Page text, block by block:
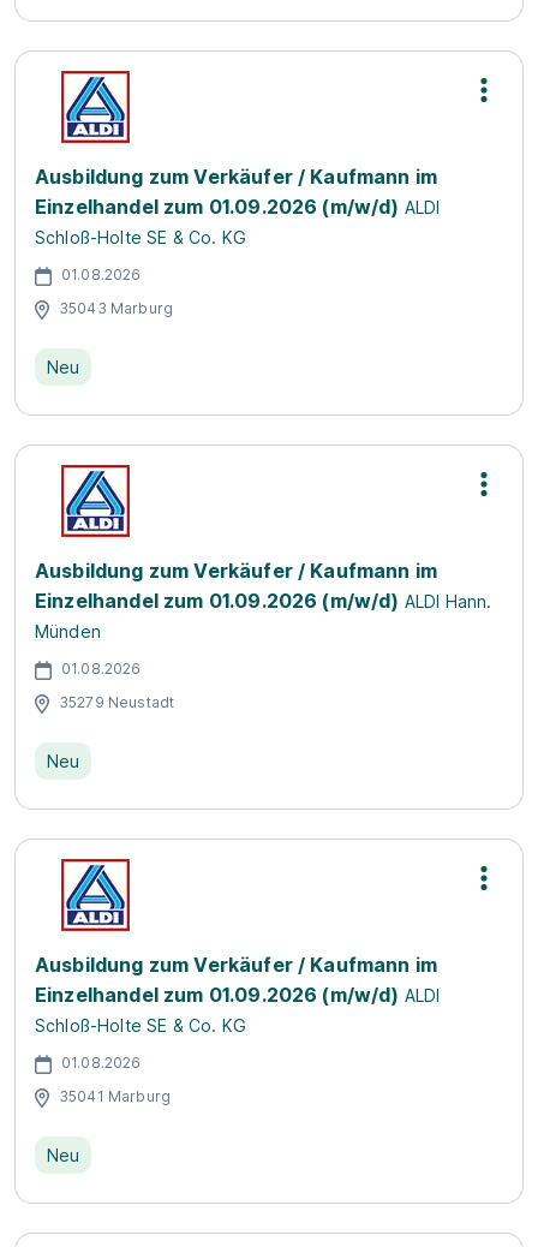
Ausbildung zum Verkäufer / Kaufmann im
Einzelhandel zum 01.09.2026 (m/w/d) ALDI
Schloß-Holte SE & Co. KG
01.08.2026
35043 Marburg
Neu
Ausbildung zum Verkäufer / Kaufmann im
Einzelhandel zum 01.09.2026 (m/w/d) ALDI Hann.
Münden
01.08.2026
35279 Neustadt
Neu
Ausbildung zum Verkäufer / Kaufmann im
Einzelhandel zum 01.09.2026 (m/w/d) ALDI
Schloß-Holte SE & Co. KG
01.08.2026
35041 Marburg
Neu